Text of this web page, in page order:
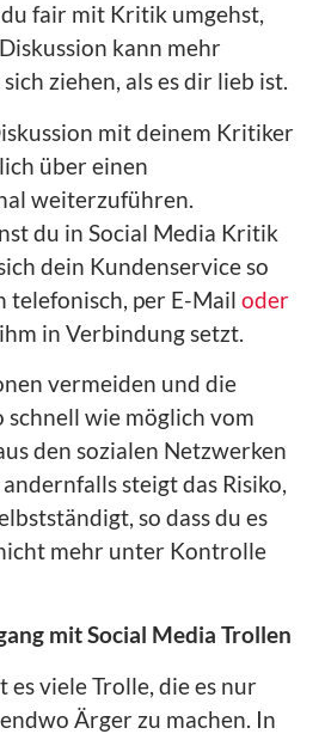
fair mit Kritik umgehst,
kann mehr
ziehen, als es dir lieb ist.
mit deinem Kritiker
über einen
weiterzuführen.
du in Social Media Kritik
dein Kundenservice so
telefonisch, per E-Mail oder
in Verbindung setzt.
vermeiden und die
schnell wie möglich vom
den sozialen Netzwerken
steigt das Risiko,
so dass du es
mehr unter Kontrolle
mit Social Media Trollen
es viele Trolle, die es nur
Ärger zu machen. In